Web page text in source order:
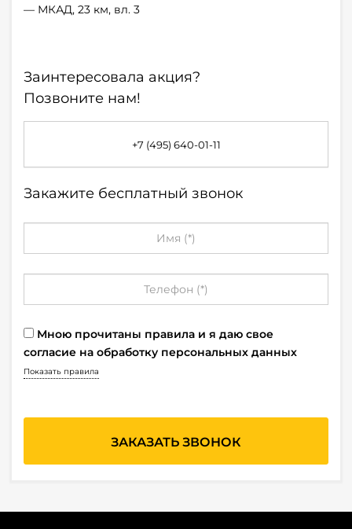
— МКАД, 23 км, вл. 3
Заинтересовала акция?
Позвоните нам!
+7 (495) 640-01-11
Закажите бесплатный звонок
Мною прочитаны правила и я даю свое
согласие на обработку персональных данных
Показать правила